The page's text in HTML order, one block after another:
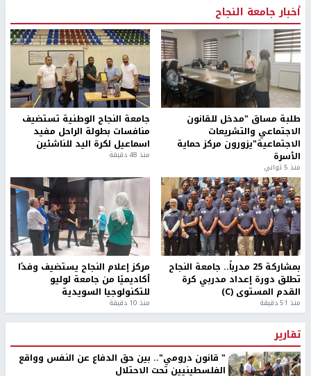
أخبار جامعة النجاح
طلبة مساق "مدخل للقانون
الاجتماعي والتشريعات
الاجتماعية"يزورون مركز حماية
الأسرة
منذ 5 ثواني
جامعة النجاح الوطنية تستضيف
منافسات بطولة الراحل مفيد
اسماعيل لكرة اليد للناشئين
منذ 48 دقيقة
بمشاركة 25 مدرباً.. جامعة النجاح
تطلق دورة إعداد مدربي كرة
القدم المستوى (C)
منذ 51 دقيقة
مركز إعلام النجاح يستضيف وفدًا
أكاديميًا من جامعة لوليو
للتكنولوجيا السويدية
منذ 10 دقيقة
تقارير
" قانون درومي".. بين حق الدفاع عن النفس وواقع
الفلسطينيين تحت الاحتلال